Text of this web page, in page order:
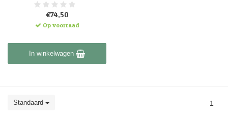
€74,50
Op voorraad
In winkelwagen
Standaard 1